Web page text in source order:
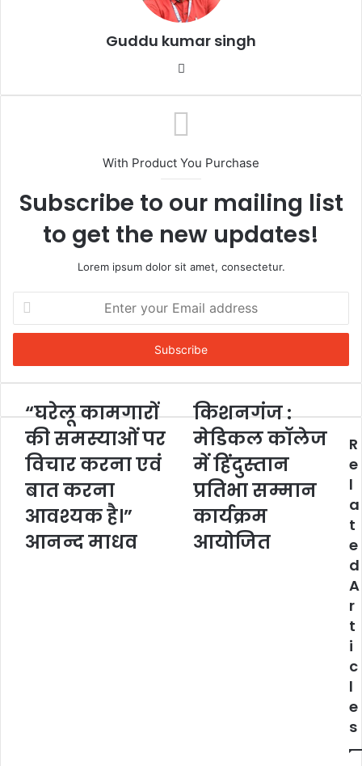
Guddu kumar singh
Website
With Product You Purchase
Subscribe to our mailing list
to get the new updates!
Lorem ipsum dolor sit amet, consectetur.
your
Email
“घरेलू कामगारों
की समस्याओं पर
विचार करना एवं
बात करना
आवश्यक है।”
आनन्द माधव
किशनगंज :
मेडिकल कॉलेज
में हिंदुस्तान
प्रतिभा सम्मान
कार्यक्रम
आयोजित
R
e
l
a
t
e
d
A
r
t
i
c
l
e
s